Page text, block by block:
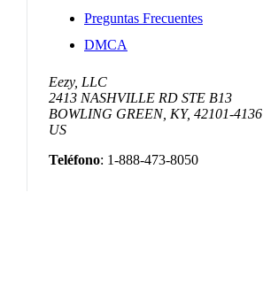
Preguntas Frecuentes
DMCA
Eezy, LLC
2413 NASHVILLE RD STE B13
BOWLING GREEN, KY, 42101-4136
US
Teléfono: 1-888-473-8050